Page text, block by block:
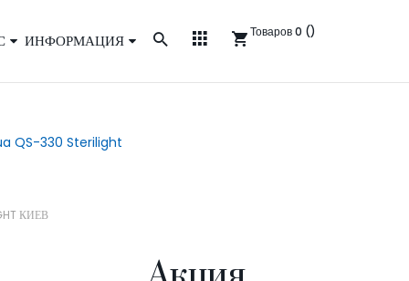
Товаров 0 ()
ИНФОРМАЦИЯ
QS-330 Sterilight
КИЕВ